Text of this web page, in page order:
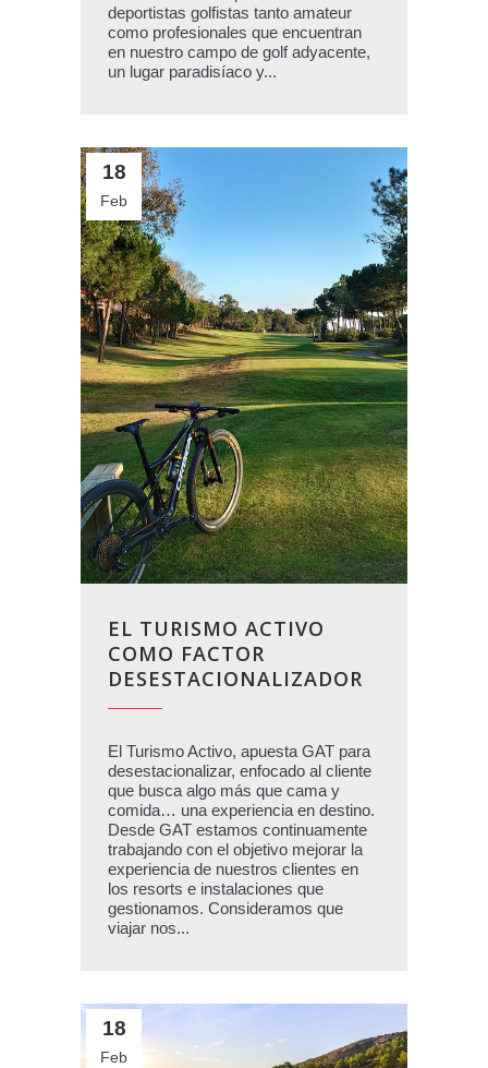
deportistas golfistas tanto amateur
como profesionales que encuentran
en nuestro campo de golf adyacente,
un lugar paradisíaco y...
18
Feb
EL TURISMO ACTIVO
COMO FACTOR
DESESTACIONALIZADOR
El Turismo Activo, apuesta GAT para
desestacionalizar, enfocado al cliente
que busca algo más que cama y
comida… una experiencia en destino.
Desde GAT estamos continuamente
trabajando con el objetivo mejorar la
experiencia de nuestros clientes en
los resorts e instalaciones que
gestionamos. Consideramos que
viajar nos...
18
Feb